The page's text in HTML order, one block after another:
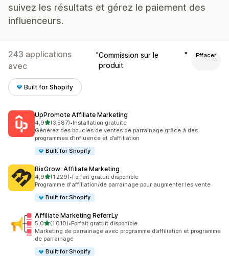
suivez les résultats et gérez le paiement des
influenceurs.
243 applications
avec
Commission sur le
produit
Effacer
Built for Shopify
UpPromote Affiliate Marketing
4,9étoile(s) sur 5
(3 587)
3587 avis au total
•Installation gratuite
Générez des boucles de ventes de parrainage grâce à des
programmes d’influence et d’affiliation
Built for Shopify
BixGrow: Affiliate Marketing
4,9étoile(s) sur 5
(1 229)
1229 avis au total
•Forfait gratuit disponible
Programme d'affiliation/de parrainage pour augmenter les vente
Built for Shopify
Affiliate Marketing ReferrLy
5,0étoile(s) sur 5
(1 010)
1010 avis au total
•Forfait gratuit disponible
Marketing de parrainage avec programme d’affiliation et programme
de parrainage
Built for Shopify